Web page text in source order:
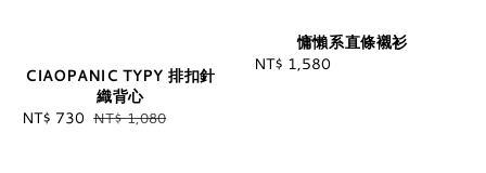
CIAOPANIC TYPY 排扣針
織背心
Sale
NT$ 730 Regular
NT$ 1,080
慵懶系直條襯衫
Regular
NT$ 1,580